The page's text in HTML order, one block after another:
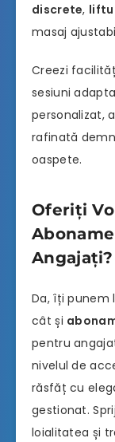
discrete,
masaj
Creezi
sesiuni
personalizat,
rafinată
oaspete.
Oferiți
Angajați?
Da, îți punem
cât și
pentru
nivelul de
răsfăț cu
gestionat.
loialitatea și